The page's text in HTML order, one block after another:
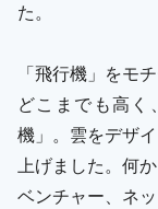
た。
「飛行機」をモ
どこまでも高
機」。雲をデザ
上げました。何
ベンチャー、ネ